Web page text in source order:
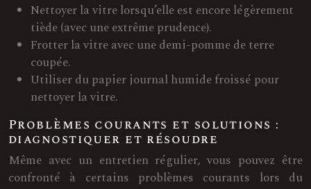
Nettoyer la vitre lorsqu’elle est encore légèrement
tiède (avec une extrême prudence).
Frotter la vitre avec une demi-pomme de terre
coupée.
Utiliser du papier journal humide froissé pour
nettoyer la vitre.
Problèmes courants et solutions :
diagnostiquer et résoudre
Même avec un entretien régulier, vous pouvez être
confronté à certains problèmes courants lors du